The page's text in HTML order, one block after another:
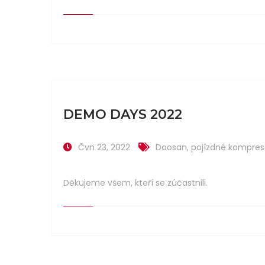
DEMO DAYS 2022
Čvn 23, 2022 Doosan, pojízdné
Děkujeme všem, kteří se zúčastnili.